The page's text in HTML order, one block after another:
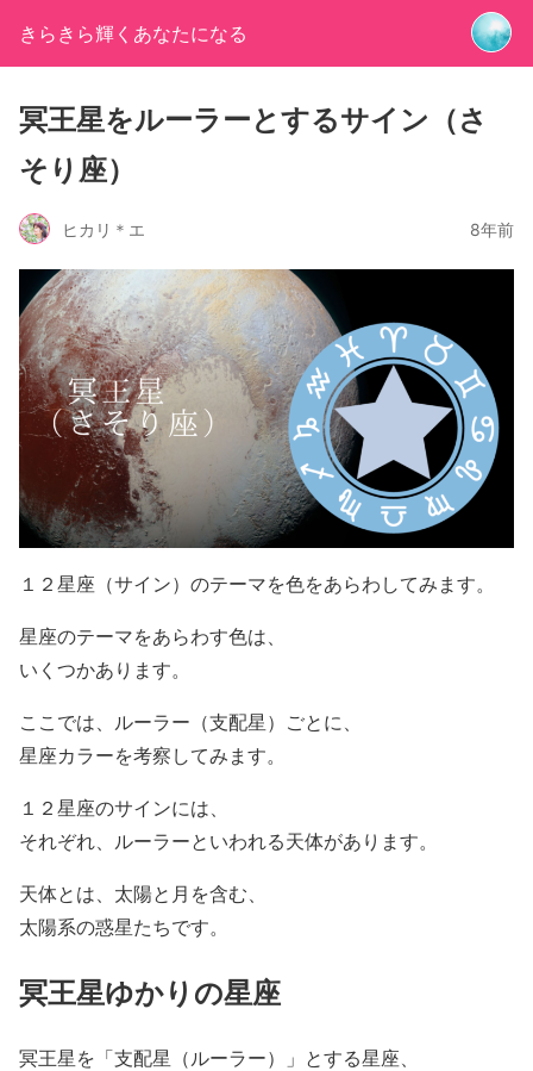
きらきら輝くあなたになる
冥王星をルーラーとするサイン（さ
そり座）
ヒカリ＊エ 8年前
１２星座（サイン）のテーマを色をあらわしてみます。
星座のテーマをあらわす色は、
いくつかあります。
ここでは、ルーラー（支配星）ごとに、
星座カラーを考察してみます。
１２星座のサインには、
それぞれ、ルーラーといわれる天体があります。
天体とは、太陽と月を含む、
太陽系の惑星たちです。
冥王星ゆかりの星座
冥王星を「支配星（ルーラー）」とする星座、